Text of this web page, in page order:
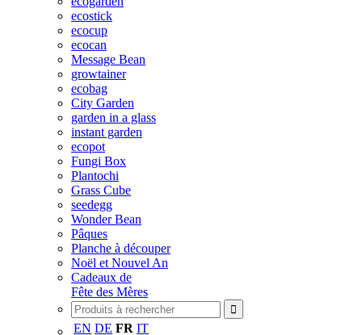
ecostick
ecocup
ecocan
Message Bean
growtainer
ecobag
City Garden
garden in a glass
instant garden
ecopot
Fungi Box
Plantochi
Grass Cube
seedegg
Wonder Bean
Pâques
Planche à découper
Noël et Nouvel An
Cadeaux de
Fête des Mères
EN DE FR IT